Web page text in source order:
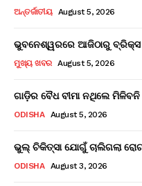
ଅନ୍ତର୍ଜାତୀୟ August 5, 2026
ଭୁବନେଶ୍ୱରରେ ଆଜିଠାରୁ ବ୍ରିକ୍ସ
ମୁଖ୍ୟ ଖବର August 5, 2026
ଗାଡ଼ିର ବୈଧ ବୀମା ନଥିଲେ
ODISHA August 5, 2026
ଭୁଲ୍ ଚିକିତ୍ସା ଯୋଗୁଁ ଚାଲିଗଲା
ODISHA August 3, 2026